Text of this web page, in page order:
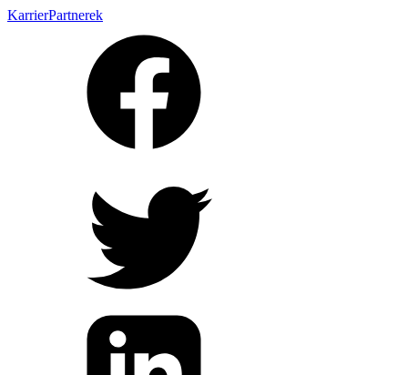
KarrierPartnerek